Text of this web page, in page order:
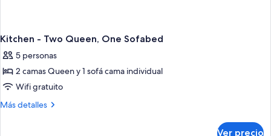
Kitchen - Two Queen, One Sofabed
5 personas
2 camas Queen y 1 sofá cama individual
Wifi gratuito
Más detalles
Más
Ver precio